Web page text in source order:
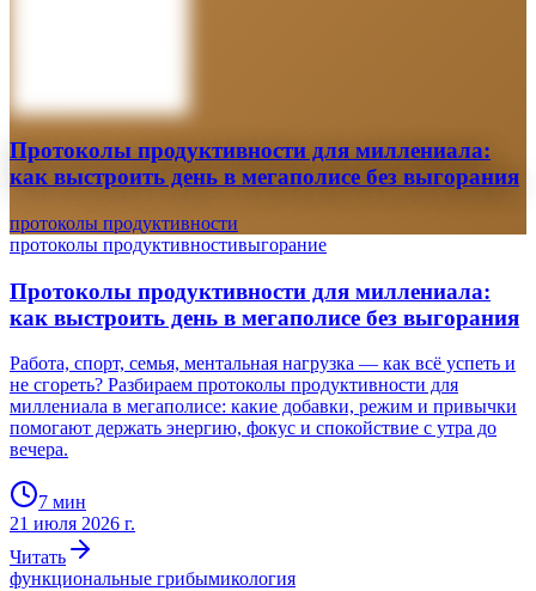
Протоколы продуктивности для миллениала:
как выстроить день в мегаполисе без выгорания
протоколы продуктивности
протоколы продуктивностивыгорание
Протоколы продуктивности для миллениала:
как выстроить день в мегаполисе без выгорания
Работа, спорт, семья, ментальная нагрузка — как всё успеть и
не сгореть? Разбираем протоколы продуктивности для
миллениала в мегаполисе: какие добавки, режим и привычки
помогают держать энергию, фокус и спокойствие с утра до
вечера.
7 мин
21 июля 2026 г.
Читать
функциональные грибымикология